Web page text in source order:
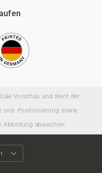
Vorschau und dient der
und -Positionierung sowie
Abbildung abweichen.